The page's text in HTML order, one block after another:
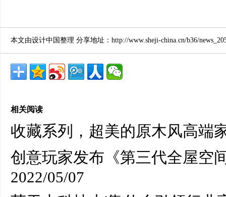
本文由设计中国整理 分享地址：http://www.sheji-china.cn/b36/
相关阅读
收藏系列，超美的原木风高端
创意玩家发布《第三代全屋空
2022/05/07